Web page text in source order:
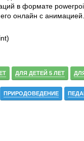
в формате
онлайн с анимацией.
ДЛЯ ДЕТЕЙ 5 ЛЕТ
ПРИРОДОВЕДЕНИЕ